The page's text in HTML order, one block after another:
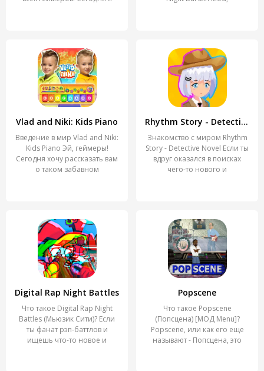
Vlad and Niki: Kids Piano
Введение в мир Vlad and Niki:
Kids Piano Эй, геймеры!
Сегодня хочу рассказать вам
о таком забавном
Rhythm Story - Detective Novel
Знакомство с миром Rhythm
Story - Detective Novel Если ты
вдруг оказался в поисках
чего-то нового и
Digital Rap Night Battles
Что такое Digital Rap Night
Battles (Мьюзик Сити)? Если
ты фанат рэп-баттлов и
ищешь что-то новое и
Popscene
Что такое Popscene
(Попсцена) [МОД Menu]?
Popscene, или как его еще
называют - Попсцена, это